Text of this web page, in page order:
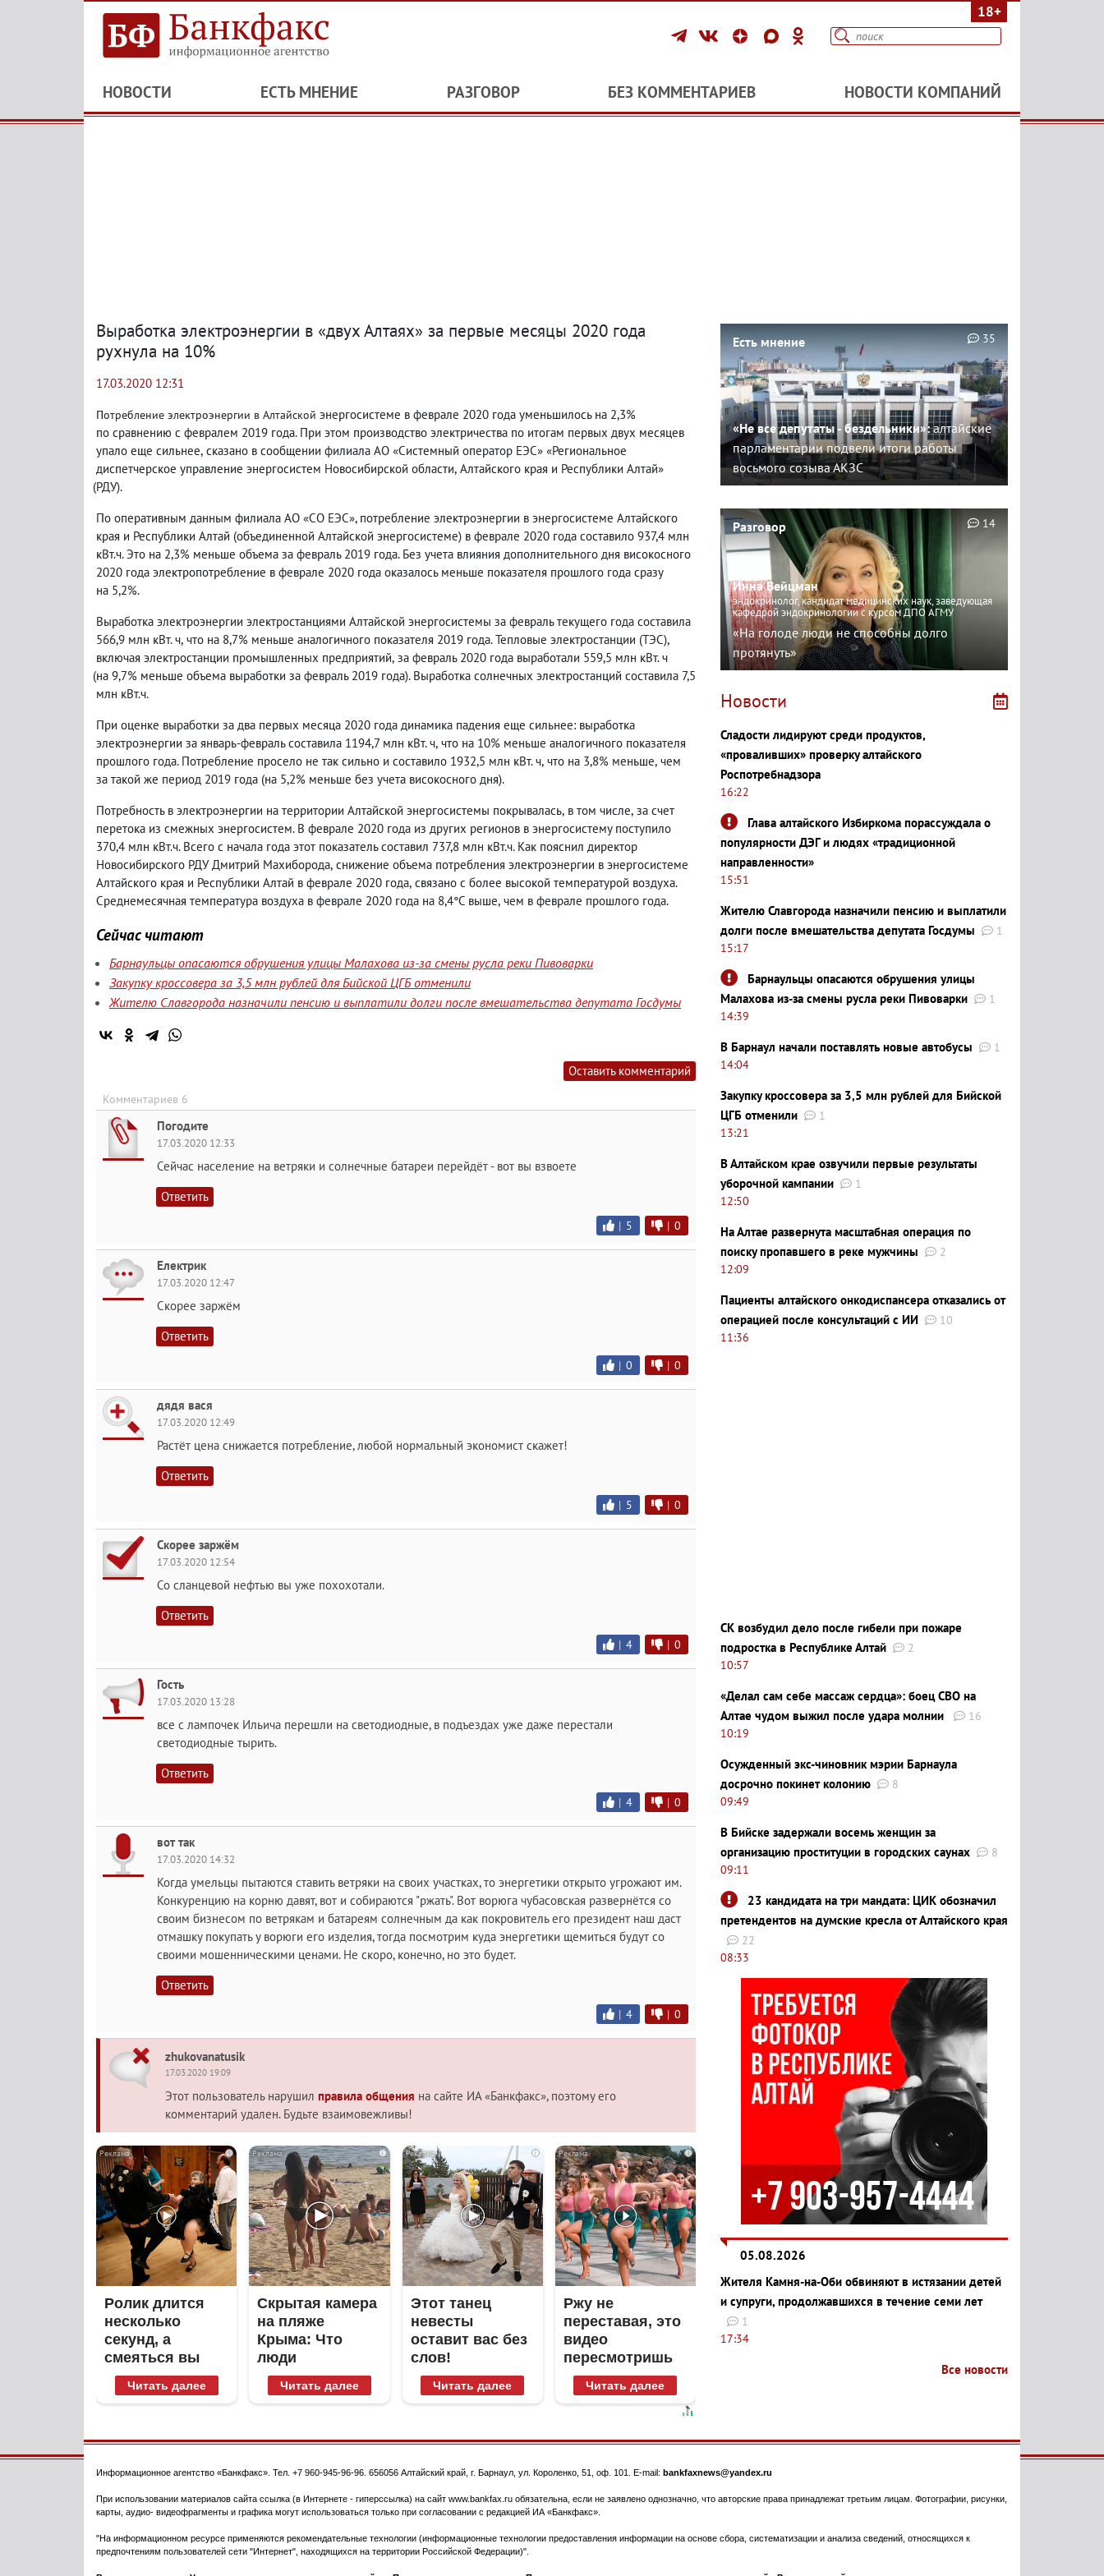
18+
НОВОСТИ ЕСТЬ МНЕНИЕ РАЗГОВОР БЕЗ КОММЕНТАРИЕВ НОВОСТИ КОМПАНИЙ
Выработка электроэнергии в «двух Алтаях» за первые месяцы 2020 года
рухнула на 10%
17.03.2020 12:31
Потребление электроэнергии в Алтайской энергосистеме в феврале 2020 года уменьшилось на 2,3%
по сравнению с февралем 2019 года. При этом производство электричества по итогам первых двух месяцев
упало еще сильнее, сказано в сообщении филиала АО «Системный оператор ЕЭС» «Региональное
диспетчерское управление энергосистем Новосибирской области, Алтайского края и Республики Алтай»
(РДУ).
По оперативным данным филиала АО «СО ЕЭС», потребление электроэнергии в энергосистеме Алтайского
края и Республики Алтай (объединенной Алтайской энергосистеме) в феврале 2020 года составило 937,4 млн
кВт.ч. Это на 2,3% меньше объема за февраль 2019 года. Без учета влияния дополнительного дня високосного
2020 года электропотребление в феврале 2020 года оказалось меньше показателя прошлого года сразу
на 5,2%.
Выработка электроэнергии электростанциями Алтайской энергосистемы за февраль текущего года составила
566,9 млн кВт. ч, что на 8,7% меньше аналогичного показателя 2019 года. Тепловые электростанции (ТЭС),
включая электростанции промышленных предприятий, за февраль 2020 года выработали 559,5 млн кВт. ч
(на 9,7% меньше объема выработки за февраль 2019 года). Выработка солнечных электростанций составила 7,5
млн кВт.ч.
При оценке выработки за два первых месяца 2020 года динамика падения еще сильнее: выработка
электроэнергии за январь-февраль составила 1194,7 млн кВт. ч, что на 10% меньше аналогичного показателя
прошлого года. Потребление просело не так сильно и составило 1932,5 млн кВт. ч, что на 3,8% меньше, чем
за такой же период 2019 года (на 5,2% меньше без учета високосного дня).
Потребность в электроэнергии на территории Алтайской энергосистемы покрывалась, в том числе, за счет
перетока из смежных энергосистем. В феврале 2020 года из других регионов в энергосистему поступило
370,4 млн кВт.ч. Всего с начала года этот показатель составил 737,8 млн кВт.ч. Как пояснил директор
Новосибирского РДУ Дмитрий Махиборода, снижение объема потребления электроэнергии в энергосистеме
Алтайского края и Республики Алтай в феврале 2020 года, связано с более высокой температурой воздуха.
Среднемесячная температура воздуха в феврале 2020 года на 8,4°С выше, чем в феврале прошлого года.
Сейчас читают
Барнаульцы опасаются обрушения улицы Малахова из-за смены русла реки Пивоварки
Закупку кроссовера за 3,5 млн рублей для Бийской ЦГБ отменили
Жителю Славгорода назначили пенсию и выплатили долги после вмешательства депутата Госдумы
Оставить комментарий
Комментариев 6
Погодите
17.03.2020 12:33
Сейчас население на ветряки и солнечные батареи перейдёт - вот вы взвоете
Ответить
| 5 | 0
Електрик
17.03.2020 12:47
Скорее заржём
Ответить
| 0 | 0
дядя вася
17.03.2020 12:49
Растёт цена снижается потребление, любой нормальный экономист скажет!
Ответить
| 5 | 0
Скорее заржём
17.03.2020 12:54
Со сланцевой нефтью вы уже похохотали.
Ответить
| 4 | 0
Гость
17.03.2020 13:28
все с лампочек Ильича перешли на светодиодные, в подъездах уже даже перестали
светодиодные тырить.
Ответить
| 4 | 0
вот так
17.03.2020 14:32
Когда умельцы пытаются ставить ветряки на своих участках, то энергетики открыто угрожают им.
Конкуренцию на корню давят, вот и собираются "ржать". Вот ворюга чубасовская развернётся со
своим бизнесом по ветрякам и батареям солнечным да как покровитель его президент наш даст
отмашку покупать у ворюги его изделия, тогда посмотрим куда энергетики щемиться будут со
своими мошенническими ценами. Не скоро, конечно, но это будет.
Ответить
| 4 | 0
zhukovanatusik
17.03.2020 19:09
Этот пользователь нарушил правила общения на сайте ИА «Банкфакс», поэтому его
комментарий удален. Будьте взаимовежливы!
i
Ролик длится
несколько
секунд, а
смеяться вы
будете долго
Читать далее
i
Скрытая камера
на пляже
Крыма: Что
люди
вытворяют,
когда их не
Читать далее
i
Этот танец
невесты
оставит вас без
слов!
Пересмотрела
10 раз
Читать далее
i
Ржу не
переставая, это
видео
пересмотришь
не раз
Читать далее
Есть мнение
«Не все депутаты - бездельники»:алтайские
парламентарии подвели итоги работы
восьмого созыва АКЗС
35
Разговор
Инна Вейцман
эндокринолог, кандидат медицинских наук, заведующая
кафедрой эндокринологии с курсом ДПО АГМУ
«На голоде люди не способны долго
протянуть»
14
Новости
Сладости лидируют среди продуктов,
«проваливших» проверку алтайского
Роспотребнадзора
16:22
Глава алтайского Избиркома порассуждала о
популярности ДЭГ и людях «традиционной
направленности»
15:51
Жителю Славгорода назначили пенсию и выплатили
долги после вмешательства депутата Госдумы
1
15:17
Барнаульцы опасаются обрушения улицы
Малахова из-за смены русла реки Пивоварки
1
14:39
В Барнаул начали поставлять новые автобусы
1
14:04
Закупку кроссовера за 3,5 млн рублей для Бийской
ЦГБ отменили
1
13:21
В Алтайском крае озвучили первые результаты
уборочной кампании
1
12:50
На Алтае развернута масштабная операция по
поиску пропавшего в реке мужчины
2
12:09
Пациенты алтайского онкодиспансера отказались от
операцией после консультаций с ИИ
10
11:36
СК возбудил дело после гибели при пожаре
подростка в Республике Алтай
2
10:57
«Делал сам себе массаж сердца»: боец СВО на
Алтае чудом выжил после удара молнии
16
10:19
Осужденный экс-чиновник мэрии Барнаула
досрочно покинет колонию
8
09:49
В Бийске задержали восемь женщин за
организацию проституции в городских саунах
8
09:11
23 кандидата на три мандата: ЦИК обозначил
претендентов на думские кресла от Алтайского края
22
08:33
05.08.2026
Жителя Камня-на-Оби обвиняют в истязании детей
и супруги, продолжавшихся в течение семи лет
1
17:34
Все новости
Информационное агентство «Банкфакс» . Тел. +7 960-945-96-96 656056 Алтайский край, г. Барнаул ул. Короленко, 51, оф. 101 . E-mail: bankfaxnews@yandex.ru
При использовании материалов сайта ссылка (в Интернете - гиперссылка) на сайт www.bankfax.ru обязательна, если не заявлено однозначно, что авторские права принадлежат третьим лицам. Фотографии, рисунки,
карты, аудио- видеофрагменты и графика могут использоваться только при согласовании с редакцией ИА «Банкфакс».
"На информационном ресурсе применяются рекомендательные технологии (информационные технологии предоставления информации на основе сбора, систематизации и анализа сведений, относящихся к
предпочтениям пользователей сети "Интернет", находящихся на территории Российской Федерации)".